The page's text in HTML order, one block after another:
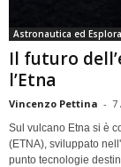
Astronautica ed
Il futuro
l’Etna
Vincenzo Pettina - 7
Sul vulcano Etna si è
(ETNA), sviluppato
punto tecnologie